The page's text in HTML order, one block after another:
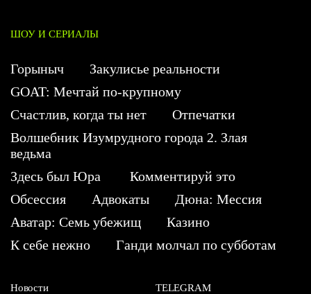
ШОУ И СЕРИАЛЫ
Горыныч
Закулисье реальности
GOAT: Мечтай по-крупному
Счастлив, когда ты нет
Отпечатки
Волшебник Изумрудного города 2. Злая
ведьма
Здесь был Юра
Комментируй это
Обсессия
Адвокаты
Дюна: Мессия
Аватар: Семь убежищ
Казино
К себе нежно
Ганди молчал по субботам
Новости
TELEGRAM